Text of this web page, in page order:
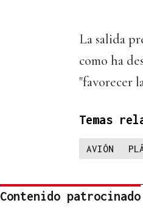
La salida
como ha
"favorecer
Temas
AVIÓN
Contenido patrocinado